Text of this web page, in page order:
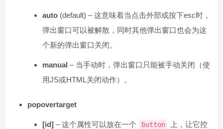
auto (default) – 这意味着当点击外部或按下esc时，
弹出窗口可以被解散，同时其他弹出窗口也会为这
个新的弹出窗口关闭。
manual – 当手动时，弹出窗口只能被手动关闭（使
用JS或HTML关闭动作）。
popovertarget
[id] – 这个属性可以放在一个 button
上，让它控